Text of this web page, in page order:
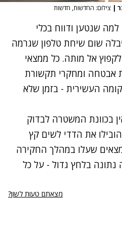
| צילום: החדשות, חדשות
שנטען ודווח בכלי
שום שיחת טלפון שגרמה
אל מותה. כל ממצאי
אבטחה ומחקרי תקשורת
העשירית - בזמן שלא
בכוונת המשטרה לבדוק
את הדדי לשים קץ
שעלו במהלך החקירה
נתונה בלחץ גדול - על כל
מצאתם טעות לשון?